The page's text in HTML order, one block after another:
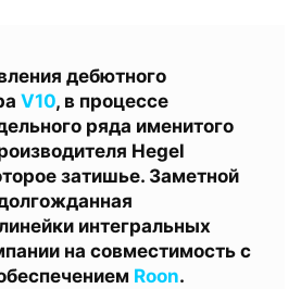
дебютного
V10, в процессе
ряда именитого
Hegel
затишье. Заметной
интегральных
на совместимость с
Roon.